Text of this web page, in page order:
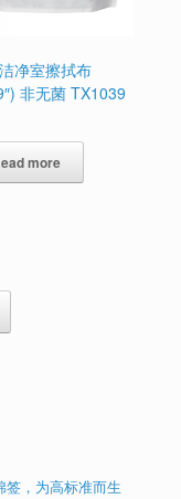
净室擦拭布
非无菌 TX1039
more
，为高标准而生